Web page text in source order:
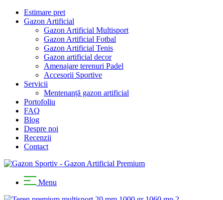
Estimare pret
Gazon Artificial
Gazon Artificial Multisport
Gazon Artificial Fotbal
Gazon Artificial Tenis
Gazon artificial decor
Amenajare terenuri Padel
Accesorii Sportive
Servicii
Mentenanță gazon artificial
Portofoliu
FAQ
Blog
Despre noi
Recenzii
Contact
Menu